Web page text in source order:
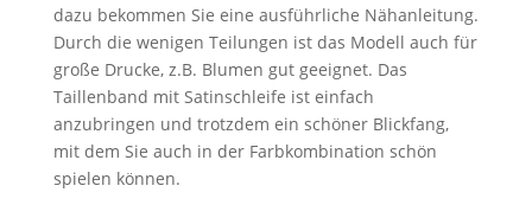
dazu bekommen Sie eine ausführliche Nähanleitung.
Durch die wenigen Teilungen ist das Modell auch für
große Drucke, z.B. Blumen gut geeignet. Das
Taillenband mit Satinschleife ist einfach
anzubringen und trotzdem ein schöner Blickfang,
mit dem Sie auch in der Farbkombination schön
spielen können.